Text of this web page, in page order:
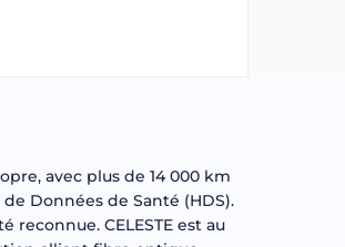
avec plus de 14 000 km
Données de Santé (HDS).
reconnue. CELESTE est au